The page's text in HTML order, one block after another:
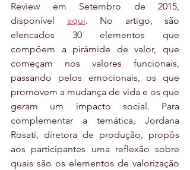
Review em Setembro de 2015,
disponível aqui. No artigo, são
elencados 30 elementos que
compõem a pirâmide de valor, que
começam nos valores funcionais,
passando pelos emocionais, os que
promovem a mudança de vida e os que
geram um impacto social. Para
complementar a temática, Jordana
Rosati, diretora de produção, propôs
aos participantes uma reflexão sobre
quais são os elementos de valorização